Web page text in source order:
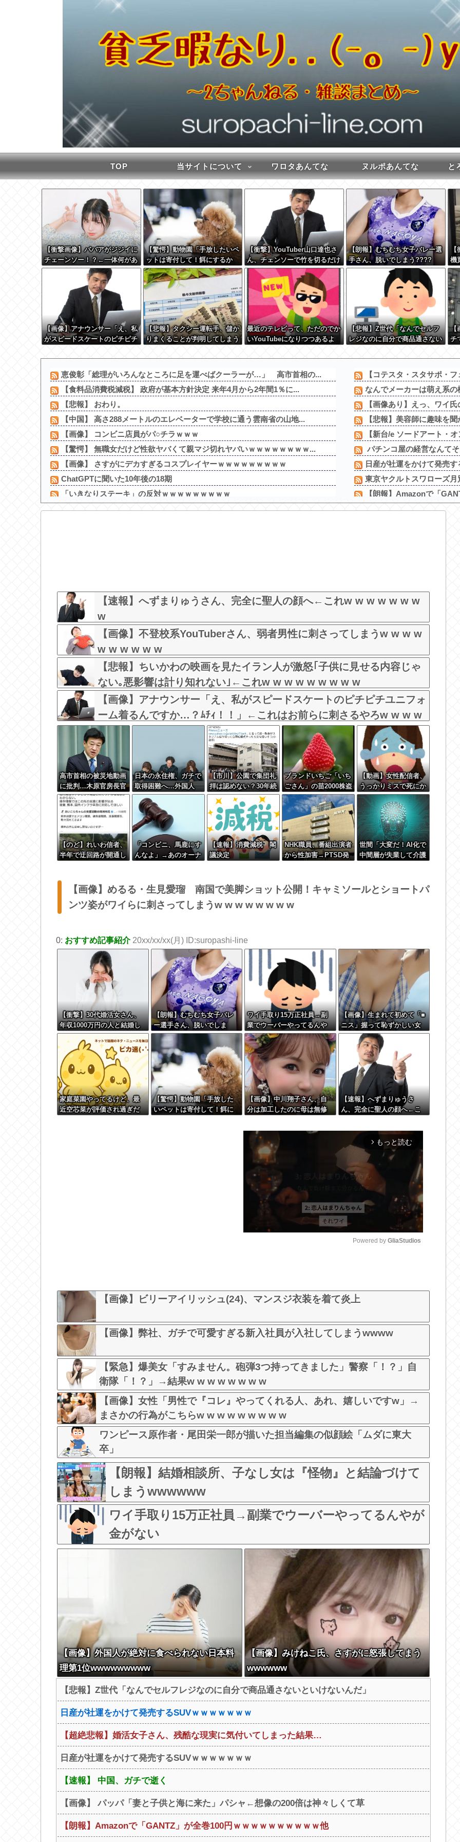
TOP 当サイトについて ワロタあんてな ヌルポあんてな と
【衝撃画像】ババアがジジイに
チェーンソー！？←一体何があ
ったんやコレw w w w w w w
【驚愕】動物園「手放したいペ
ットは寄付して！餌にするか
ら！」←これってどうなん？w
w w w w w w w w w
【衝撃】YouTuber山口達也さ
ん、チェンソーで竹を切るだけ
で600万再生を突破してしまう
←正直、こう言うのでいいんだ
よなw w w w w w w w
【朗報】むちむち女子バレー選
手さん、脱いでしまう????
機
w
【画像】アナウンサー「え、私
がスピードスケートのピチピチ
ﾑﾁｨ！！」←これはお前らに刺
さるやろw w w w w w w w
【悲報】タクシー運転手、儲か
りまくることが判明してしまう
最近のテレビって、ただのでか
いYouTubeになりつつあるよ
【悲報】Z世代「なんでセルフ
レジなのに自分で商品通さない
【
チ
恵俊彰「総理がいろんなところに足を運べばクーラーが…」 高市首相の...
【食料品消費税減税】 政府が基本方針決定 来年4月から2年間1％に...
【悲報】 おわり。
【中国】 高さ288メートルのエレベーターで学校に通う雲南省の山地...
【画像】 コンビニ店員がパ○チラｗｗｗ
【驚愕】 無職女だけど性欲ヤバくて親マジ切れヤバいｗｗｗｗｗｗｗｗ...
【画像】 さすがにデカすぎるコスプレイヤーｗｗｗｗｗｗｗｗｗ
ChatGPTに聞いた10年後の18期
「いきなりステーキ」の反対ｗｗｗｗｗｗｗｗｗ
家庭菜園やってるけど、最近空芯菜が評価され過ぎだと思う！！！！！
【画像】現役女子大生のお天気リポーターの白ビキニ姿！
【コテスタ・スタサポ・
なんでメーカーは萌え系
【画像あり】えっ、ワイ
【悲報】美容師に趣味を
【新台/e ソードアート・
パチンコ屋の経営なんて
日産が社運をかけて発売
東京ヤクルトスワローズ
【朗報】Amazonで「
悪口回避＆一人好きの私
【速報】へずまりゅうさん、完全に聖人の顔へ←これw w w w w w w
w
【画像】不登校系YouTuberさん、弱者男性に刺さってしまうw w w w
w w w w w w
【悲報】ちいかわの映画を見たイラン人が激怒｢子供に見せる内容じゃ
ない｡悪影響は計り知れない｣←これw w w w w w w w w
【画像】アナウンサー「え、私がスピードスケートのピチピチユニフォ
ーム着るんですか…？ﾑﾁｨ！！」←これはお前らに刺さるやろw w w w
w w w w
高市首相の被災地動画
に批判…木原官房長官
「BGMも情報発信の
一つ」
日本の永住権、ガチで
取得困難へ…外国人
「もう日本は諦める」
【市川】公園で集団礼
拝は認めない？30年続
くモスクの祭りに異
変 元参政党の市議と
ムスリムは「直接話そ
う」 ＳＮＳと地元に
温度差
ブランドいちご「いち
ごさん」の苗2000株盗
まれる
【動画】女性配信者、
うっかりミスで死にか
ける????????‍♀
【のど】れいわ信者、
半年で迂回路が開通し
作してしまう
「コンビニ、馬鹿にす
んなよ」→あのオーナ
【速報】消費減税 閣
議決定
NHK職員、番組出演者
から性加害→PTSD発
世間「大変だ！AI化で
中間層が失業して介護
ん…うん？
【画像】めるる・生見愛瑠 南国で美脚ショット公開！キャミソールとショートパ
ンツ姿がワイらに刺さってしまうw w w w w w w w
0: おすすめ記事紹介20xx/xx/xx(月) ID:suropashi-line
【衝撃】30代婚活女さん、
年収1000万円の人と結婚し
たい！！→勿論お前ら結婚
してあげるよ
な？？？？？？？
【朗報】むちむち女子バレ
ー選手さん、脱いでしま
う????
ワイ手取り15万正社員→副
業でウーバーやってるんや
が金がない
【画像】生まれて初めて「■
ニス」握って恥ずかしい女
の子さんwww
家庭菜園やってるけど、最
近空芯菜が評価され過ぎだ
【驚愕】動物園「手放した
いペットは寄付して！餌に
【画像】中川翔子さん、自
分は加工したのに母は無修
【速報】へずまりゅうさ
ん、完全に聖人の顔へ←こ
Powered by GliaStudios
【画像】ビリーアイリッシュ(24)、マンスジ衣装を着て炎上
【画像】弊社、ガチで可愛すぎる新入社員が入社してしまうwwww
【緊急】爆美女「すみません。砲弾3つ持ってきました」警察「！？」自
衛隊「！？」→結果w w w w w w w w
【画像】女性「男性で『コレ』やってくれる人、あれ、嬉しいですw」→
まさかの行為がこちらw w w w w w w w w
ワンピース原作者・尾田栄一郎が描いた担当編集の似顔絵「ムダに東大
卒」
【朗報】結婚相談所、子なし女は『怪物』と結論づけて
しまうwwwwww
ワイ手取り15万正社員→副業でウーバーやってるんやが
金がない
【画像】外国人が絶対に食べられない日本料
理第1位wwwwwwwww
【画像】みけねこ氏、さすがに怒張してまう
wwwwww
【悲報】Z世代「なんでセルフレジなのに自分で商品通さないといけないんだ」
日産が社運をかけて発売するSUVｗｗｗｗｗｗｗ
【超絶悲報】婚活女子さん、残酷な現実に気付いてしまった結果…
日産が社運をかけて発売するSUVｗｗｗｗｗｗｗ
【速報】 中国、ガチで逝く
【画像】 パッパ「妻と子供と海に来た」パシャ←想像の200倍は神々しくて草
【朗報】Amazonで「GANTZ」が全巻100円ｗｗｗｗｗｗｗｗｗｗ他